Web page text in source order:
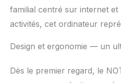
familial centré sur internet et
activités, cet ordinateur
Design et ergonomie — un
Dès le premier regard, le